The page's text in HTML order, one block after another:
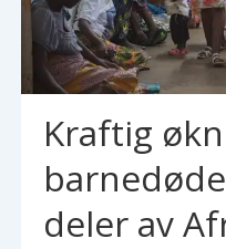
Kraftig
deler av